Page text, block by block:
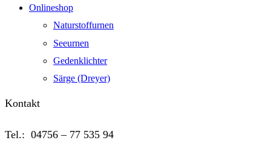
Onlineshop
Naturstoffurnen
Seeurnen
Gedenklichter
Särge (Dreyer)
Kontakt
Tel.: 04756 – 77 535 94